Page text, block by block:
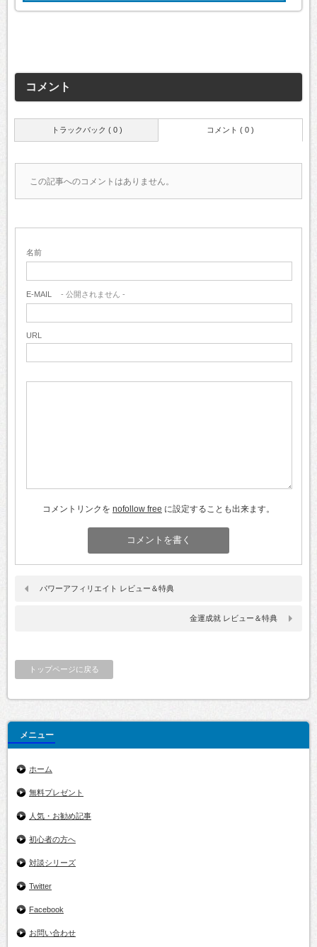
コメント
トラックバック ( 0 ) コメント ( 0 )
この記事へのコメントはありません。
名前
E-MAIL - 公開されません -
URL
コメントリンクを nofollow free に設定することも出来ます。
パワーアフィリエイト レビュー＆特典
金運成就 レビュー＆特典
トップページに戻る
メニュー
ホーム
無料プレゼント
人気・お勧め記事
初心者の方へ
対談シリーズ
Twitter
Facebook
お問い合わせ